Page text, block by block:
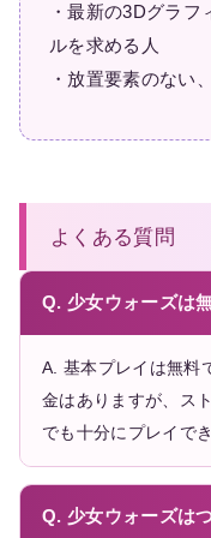
・最新の3Dグラフ
ルを求める人
・放置要素のない
よくある質問
Q. 少女ウォーズは
A. 基本プレイは無料
金はありますが、ス
でも十分にプレイでき
Q. 少女ウォーズは